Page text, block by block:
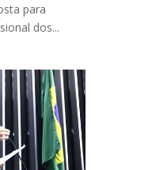
para
dos...